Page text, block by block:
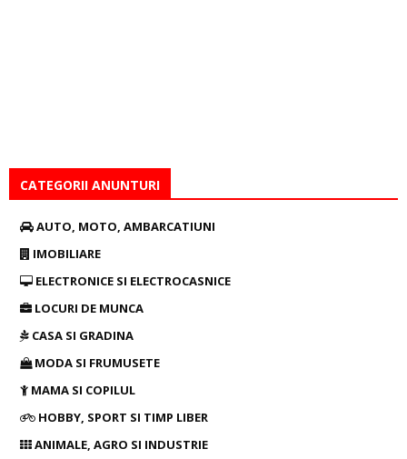
CATEGORII ANUNTURI
AUTO, MOTO, AMBARCATIUNI
IMOBILIARE
ELECTRONICE SI ELECTROCASNICE
LOCURI DE MUNCA
CASA SI GRADINA
MODA SI FRUMUSETE
MAMA SI COPILUL
HOBBY, SPORT SI TIMP LIBER
ANIMALE, AGRO SI INDUSTRIE